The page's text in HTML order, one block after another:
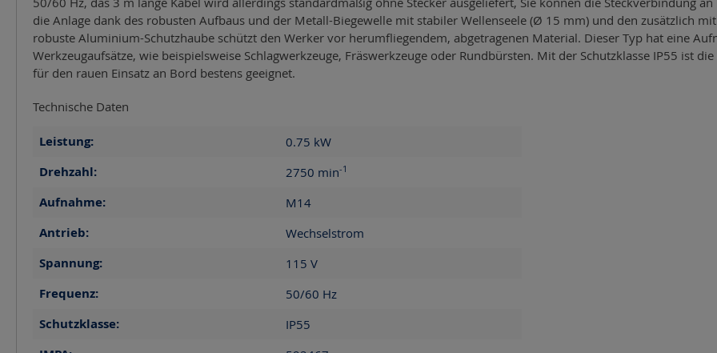
die Anlage dank des robusten Aufbaus und der Metall-Biegewelle mit stabiler Wellenseele (Ø 15 mm) und den zusätzlich
robuste Aluminium-Schutzhaube schützt den Werker vor herumfliegendem, abgetragenen Material. Dieser Typ hat eine
Werkzeugaufsätze, wie beispielsweise Schlagwerkzeuge, Fräswerkzeuge oder Rundbürsten. Mit der Schutzklasse IP55 ist
für den rauen Einsatz an Bord bestens geeignet.
Technische Daten
Leistung: 0.75 kW
Drehzahl: 2750 min-1
Aufnahme: M14
Antrieb: Wechselstrom
Spannung: 115 V
Frequenz: 50/60 Hz
Schutzklasse: IP55